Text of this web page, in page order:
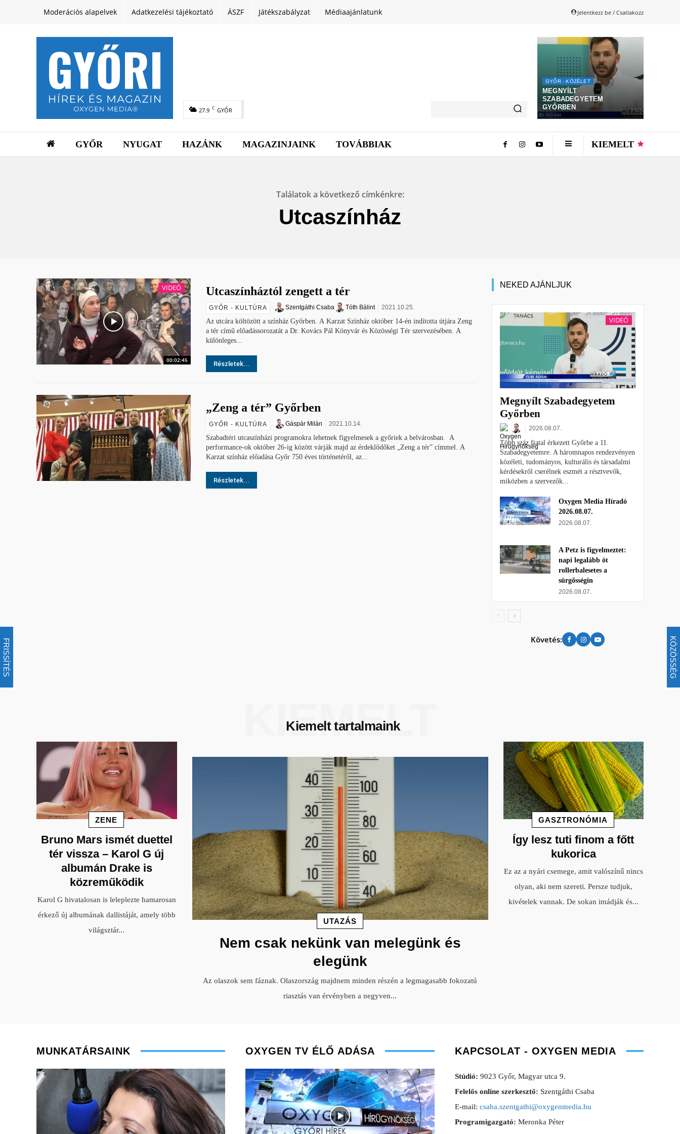
FRISSÍTÉS KÖZÖSSÉG
Moderációs alapelvek Adatkezelési tájékoztató ÁSZF Játékszabályzat Médiaajánlatunk Jelentkezz be / Csatlakozz
27.9 C GYŐR
GYŐR - KÖZÉLET
MEGNYÍLT
SZABADEGYETEM
GYŐRBEN
GYŐR NYUGAT HAZÁNK MAGAZINJAINK TOVÁBBIAK KIEMELT
Találatok a következő címkénkre:
Utcaszínház
VIDEÓ
00:02:45
Utcaszínháztól zengett a tér
GYŐR - KULTÚRA Szentgáthi Csaba Tóth Bálint 2021.10.25.
Az utcára költözött a színház Győrben. A Karzat Színház október 14-én indította útjára Zeng
a tér című előadássorozatát a Dr. Kovács Pál Könyvár és Közösségi Tér szervezésében. A
különleges...
Részletek...
„Zeng a tér” Győrben
GYŐR - KULTÚRA Gáspár Milán 2021.10.14.
Szabadtéri utcaszínházi programokra lehetnek figyelmesek a győriek a belvárosban. A
performance-ok október 26-ig között várják majd az érdeklődőket „Zeng a tér” címmel. A
Karzat színház előadása Győr 750 éves történetéről, az...
Részletek...
NEKED AJÁNLJUK
VIDEÓ
Megnyílt Szabadegyetem
Győrben
2026.08.07.
Több száz fiatal érkezett Győrbe a 11.
Szabadegyetemre. A háromnapos rendezvényen
közéleti, tudományos, kulturális és társadalmi
kérdésekről cserélnek eszmét a résztvevők,
miközben a szervezők...
Oxygen Media Híradó
2026.08.07.
2026.08.07.
A Petz is figyelmeztet:
napi legalább öt
rollerbalesetes a
sürgősségin
2026.08.07.
Követés:
Kiemelt tartalmaink
KIEMELT
ZENE
Bruno Mars ismét duettel
tér vissza – Karol G új
albumán Drake is
közreműködik
Karol G hivatalosan is leleplezte hamarosan
érkező új albumának dallistáját, amely több
világsztár...
UTAZÁS
Nem csak nekünk van melegünk és
elegünk
Az olaszok sem fáznak. Olaszország majdnem minden részén a legmagasabb fokozatú
riasztás van érvényben a negyven...
GASZTRONÓMIA
Így lesz tuti finom a főtt
kukorica
Ez az a nyári csemege, amit valószínű nincs
olyan, aki nem szereti. Persze tudjuk,
kivételek vannak. De sokan imádják és...
MUNKATÁRSAINK OXYGEN TV ÉLŐ ADÁSA KAPCSOLAT - OXYGEN MEDIA
Stúdió: 9023 Győr, Magyar utca 9.
Felelős online szerkesztő: Szentgáthi Csaba
E-mail: csaba.szentgathi@oxygenmedia.hu
Programigazgató: Meronka Péter